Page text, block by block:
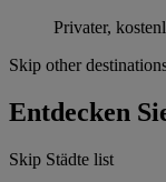
Privater,
Skip other
Entdecken
Skip Städte list